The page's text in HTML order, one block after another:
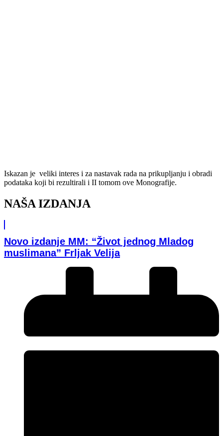
Iskazan je veliki interes i za nastavak rada na prikupljanju i obradi
podataka koji bi rezultirali i II tomom ove Monografije.
NAŠA IZDANJA
Novo izdanje MM: “Život jednog Mladog
muslimana” Frljak Velija